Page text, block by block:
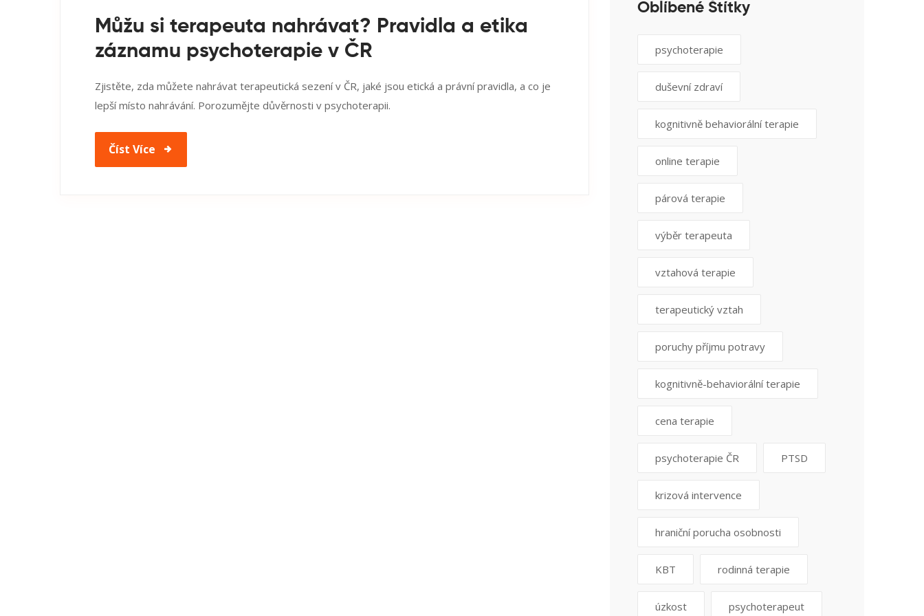
Můžu si terapeuta nahrávat? Pravidla a etika
záznamu psychoterapie v ČR
Zjistěte, zda můžete nahrávat terapeutická sezení v ČR, jaké jsou etická a právní pravidla, a co je
lepší místo nahrávání. Porozumějte důvěrnosti v psychoterapii.
Číst Více
Oblíbené Štítky
psychoterapie
duševní zdraví
kognitivně behaviorální terapie
online terapie
párová terapie
výběr terapeuta
vztahová terapie
terapeutický vztah
poruchy příjmu potravy
kognitivně-behaviorální terapie
cena terapie
psychoterapie ČR PTSD
krizová intervence
hraniční porucha osobnosti
KBT rodinná terapie
úzkost psychoterapeut